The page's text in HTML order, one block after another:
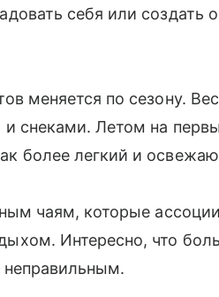
себя или
меняется по сезону.
снеками. Летом на
более легкий и
чаям, которые
Интересно, что
неправильным.